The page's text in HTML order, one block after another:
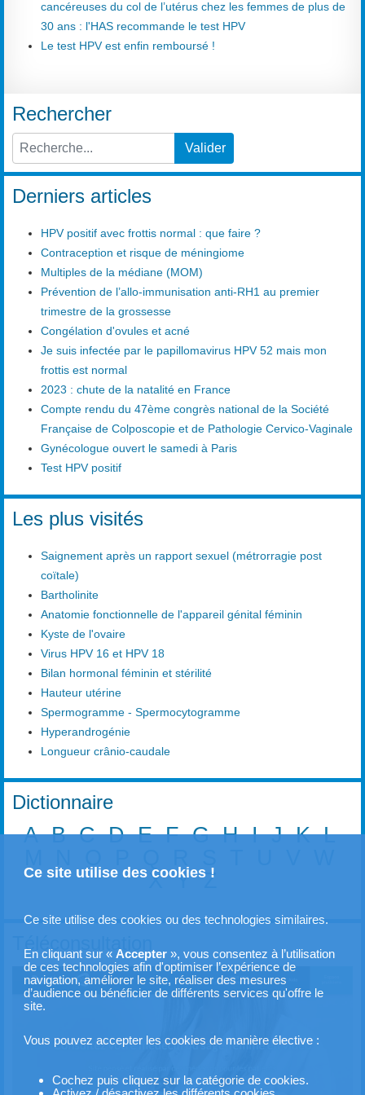
Ce site utilise des cookies !
Ce site utilise des cookies ou des technologies similaires.
En cliquant sur « Accepter», vous consentez à l’utilisation
de ces technologies afin d'optimiser l’expérience de
navigation, améliorer le site, réaliser des mesures
d’audience ou bénéficier de différents services qu'offre le
site.
Vous pouvez accepter les cookies de manière élective :
Cochez puis cliquez sur la catégorie de cookies.
cancéreuses du col de l’utérus chez les femmes de plus de
30 ans : l'HAS recommande le test HPV
Le test HPV est enfin remboursé !
Rechercher
Type 2 or more characters for results.
Valider
Derniers articles
HPV positif avec frottis normal : que faire ?
Contraception et risque de méningiome
Multiples de la médiane (MOM)
Prévention de l’allo-immunisation anti-RH1 au premier
trimestre de la grossesse
Congélation d'ovules et acné
Je suis infectée par le papillomavirus HPV 52 mais mon
frottis est normal
2023 : chute de la natalité en France
Compte rendu du 47ème congrès national de la Société
Française de Colposcopie et de Pathologie Cervico-Vaginale
Gynécologue ouvert le samedi à Paris
Test HPV positif
Les plus visités
Saignement après un rapport sexuel (métrorragie post
coïtale)
Bartholinite
Anatomie fonctionnelle de l'appareil génital féminin
Kyste de l'ovaire
Virus HPV 16 et HPV 18
Bilan hormonal féminin et stérilité
Hauteur utérine
Spermogramme - Spermocytogramme
Hyperandrogénie
Longueur crânio-caudale
Dictionnaire
A B C D E F G H I J K L
X Y Z